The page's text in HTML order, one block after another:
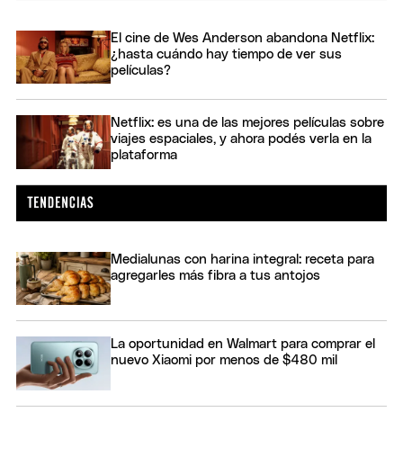
El cine de Wes Anderson abandona Netflix:
¿hasta cuándo hay tiempo de ver sus
películas?
Netflix: es una de las mejores películas sobre
viajes espaciales, y ahora podés verla en la
plataforma
Medialunas con harina integral: receta para
agregarles más fibra a tus antojos
La oportunidad en Walmart para comprar el
nuevo Xiaomi por menos de $480 mil